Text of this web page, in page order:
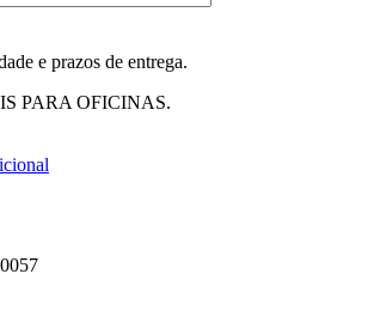
e prazos de entrega.
PARA OFICINAS.